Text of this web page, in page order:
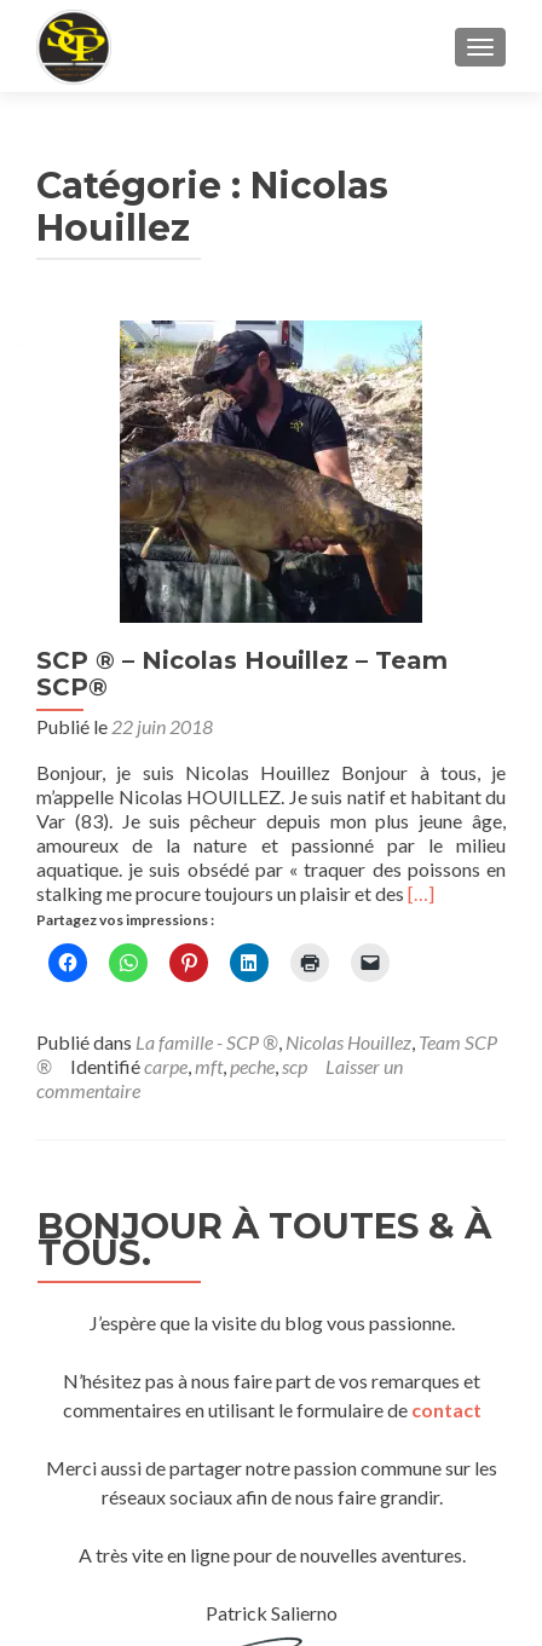
Catégorie : Nicolas
Houillez
SCP ® – Nicolas Houillez – Team
SCP®
Publié le 22 juin 2018
Bonjour, je suis Nicolas Houillez Bonjour à tous, je
m’appelle Nicolas HOUILLEZ. Je suis natif et habitant du
Var (83). Je suis pêcheur depuis mon plus jeune âge,
amoureux de la nature et passionné par le milieu
aquatique. je suis obsédé par « traquer des poissons en
stalking me procure toujours un plaisir et des En
Nicolas
[…]
Partagez vos impressions :
Publié dans La famille - SCP ®, Nicolas Houillez, Team SCP
®
Identifiécarpe,mft,peche,scp
Laisser un
commentaire
BONJOUR À TOUTES & À
TOUS.
J’espère que la visite du blog vous passionne.
N’hésitez pas à nous faire part de vos remarques et
commentaires en utilisant le formulaire de contact
Merci aussi de partager notre passion commune sur les
réseaux sociaux afin de nous faire grandir.
A très vite en ligne pour de nouvelles aventures.
Patrick Salierno